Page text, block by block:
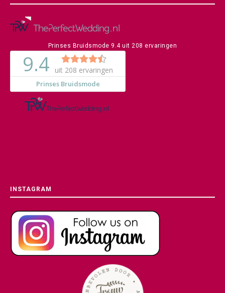
Prinses Bruidsmode 9.4uit 208 ervaringen
INSTAGRAM